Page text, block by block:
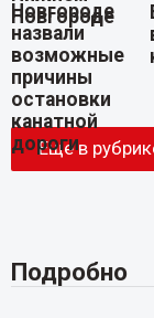
Еще в
Подробно